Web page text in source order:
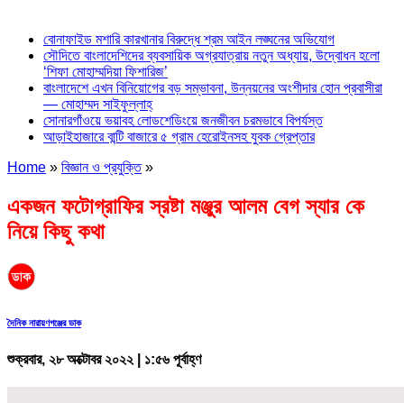
বোনাফাইড মশারি কারখানার বিরুদ্ধে শ্রম আইন লঙ্ঘনের অভিযোগ
সৌদিতে বাংলাদেশিদের ব্যবসায়িক অগ্রযাত্রায় নতুন অধ্যায়, উদ্বোধন হলো
‘শিফা মোহাম্মদিয়া ফিশারিজ’
বাংলাদেশে এখন বিনিয়োগের বড় সম্ভাবনা, উন্নয়নের অংশীদার হোন প্রবাসীরা
— মোহাম্মদ সাইফুল্লাহ্
সোনারগাঁওয়ে ভয়াবহ লোডশেডিংয়ে জনজীবন চরমভাবে বিপর্যস্ত
আড়াইহাজারে বান্টি বাজারে ৫ গ্রাম হেরোইনসহ যুবক গ্রেপ্তার
Home » বিজ্ঞান ও প্রযুক্তি»
একজন ফটোগ্রাফির স্রষ্টা মঞ্জুর আলম বেগ স্যার কে
নিয়ে কিছু কথা
দৈনিক নারায়ণগঞ্জের ডাক
শুক্রবার, ২৮ অক্টোবর ২০২২ | ১:৫৬ পূর্বাহ্ণ